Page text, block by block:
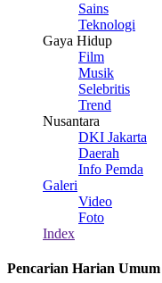
Sains
Teknologi
Gaya Hidup
Film
Musik
Selebritis
Trend
Nusantara
DKI Jakarta
Daerah
Info Pemda
Galeri
Video
Foto
Index
Pencarian Harian Umum